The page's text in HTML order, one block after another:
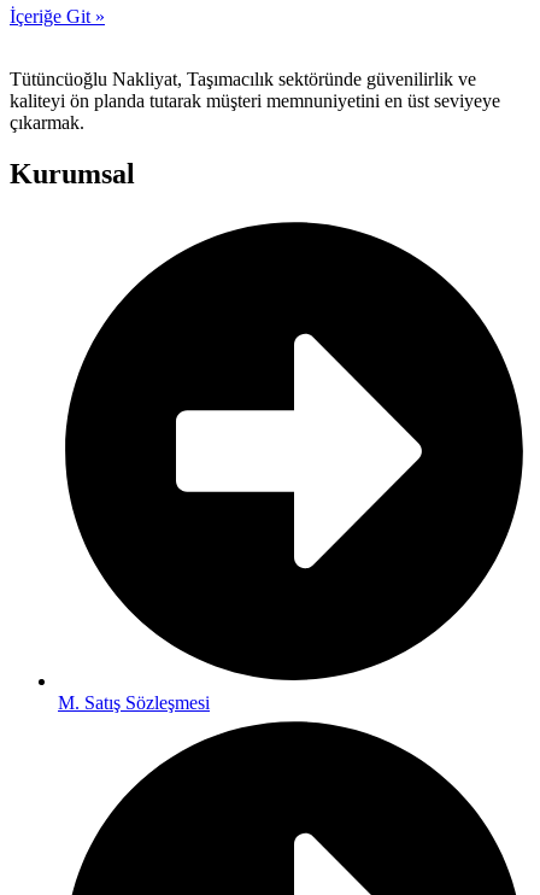
İçeriğe Git »
Tütüncüoğlu Nakliyat, Taşımacılık sektöründe güvenilirlik ve
kaliteyi ön planda tutarak müşteri memnuniyetini en üst seviyeye
çıkarmak.
Kurumsal
M. Satış Sözleşmesi